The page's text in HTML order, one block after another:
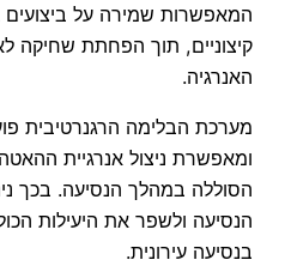
המאפשרות שמירה על ביצועים
קיצוניים, תוך הפחתת שחיקה
האנרגיה.
מערכת הבלימה הרגנרטיבית
ומאפשרת ניצול אנרגיית
הסוללה במהלך הנסיעה. בכך
הנסיעה ולשפר את היעילות
בנסיעה עירונית.